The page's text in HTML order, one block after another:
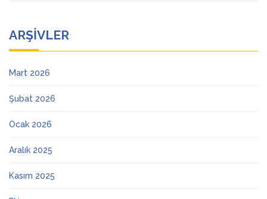
ARŞIVLER
Mart 2026
Şubat 2026
Ocak 2026
Aralık 2025
Kasım 2025